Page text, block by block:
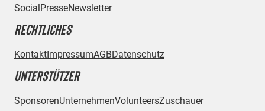
SocialPresseNewsletter
RECHTLICHES
KontaktImpressumAGBDatenschutz
UNTERSTÜTZER
SponsorenUnternehmenVolunteersZuschauer